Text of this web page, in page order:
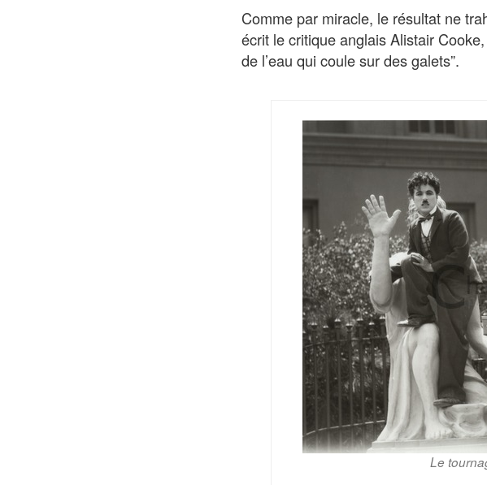
Comme par miracle, le résultat ne
écrit le critique anglais Alistair
de l’eau qui coule sur des galets”.
Le